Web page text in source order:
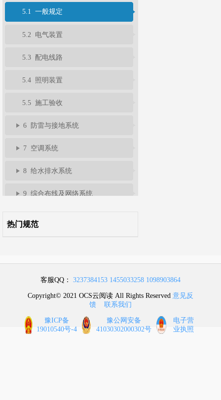
5.1 一般规定
5.2 电气装置
5.3 配电线路
5.4 照明装置
5.5 施工验收
6 防雷与接地系统
7 空调系统
8 给水排水系统
9 综合布线及网络系统
13 集装箱数据中心
15 竣工验收
热门规范
客服QQ： 3237384153 1455033258 1098903864
Copyright© 2021 OCS云阅读 All Rights Reserved 意见反
馈
联系我们
豫ICP备
19010540号-4
豫公网安备
41030302000302号
电子营
业执照